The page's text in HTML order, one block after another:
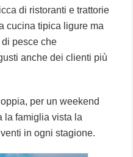
di ristoranti e trattorie
cucina tipica ligure ma
pesce che
anche dei clienti più
per un weekend
la famiglia vista la
in ogni stagione.